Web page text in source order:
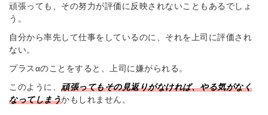
頑張っても、その努力が評価に反映されないこともあるでしょ
う。
自分から率先して仕事をしているのに、それを上司に評価され
ない。
プラスαのことをすると、上司に嫌がられる。
このように、 頑張ってもその見返りがなければ、やる気がなく
なってしまうかもしれません。